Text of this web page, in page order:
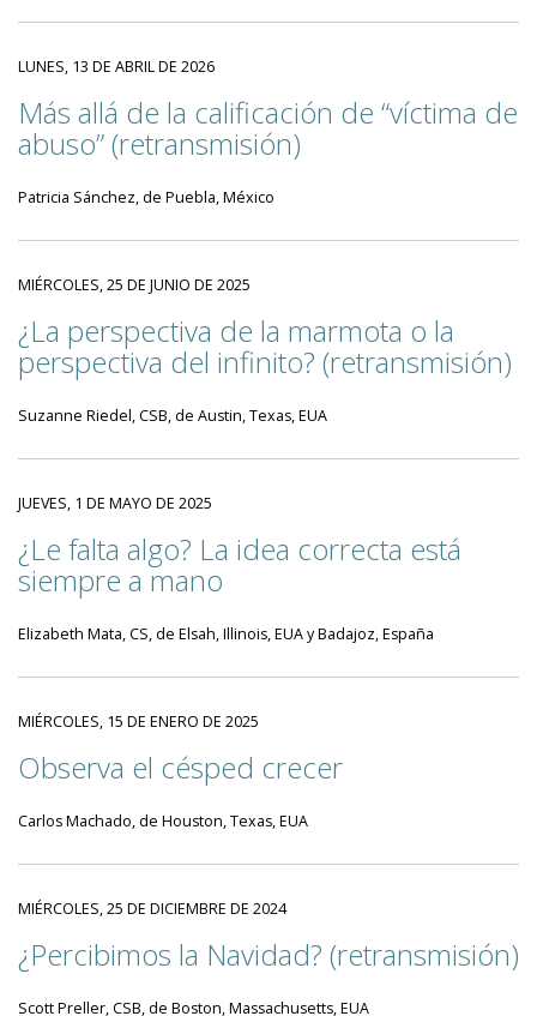
LUNES, 13 DE ABRIL DE 2026
Más allá de la calificación de “víctima de
abuso” (retransmisión)
Patricia Sánchez, de Puebla, México
MIÉRCOLES, 25 DE JUNIO DE 2025
¿La perspectiva de la marmota o la
perspectiva del infinito? (retransmisión)
Suzanne Riedel, CSB, de Austin, Texas, EUA
JUEVES, 1 DE MAYO DE 2025
¿Le falta algo? La idea correcta está
siempre a mano
Elizabeth Mata, CS, de Elsah, Illinois, EUA y Badajoz, España
MIÉRCOLES, 15 DE ENERO DE 2025
Observa el césped crecer
Carlos Machado, de Houston, Texas, EUA
MIÉRCOLES, 25 DE DICIEMBRE DE 2024
¿Percibimos la Navidad? (retransmisión)
Scott Preller, CSB, de Boston, Massachusetts, EUA